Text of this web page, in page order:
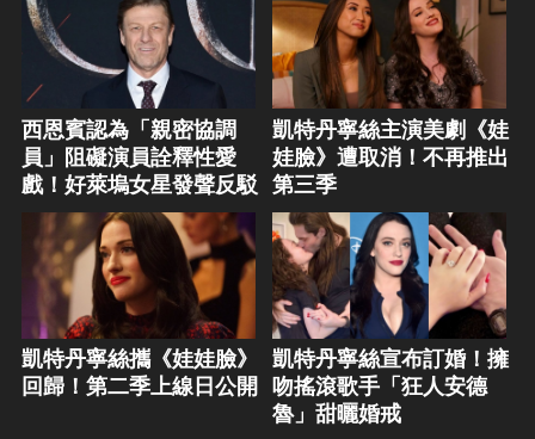
西恩賓認為「親密協調
員」阻礙演員詮釋性愛
戲！好萊塢女星發聲反駁
凱特丹寧絲主演美劇《娃
娃臉》遭取消！不再推出
第三季
凱特丹寧絲攜《娃娃臉》
回歸！第二季上線日公開
凱特丹寧絲宣布訂婚！擁
吻搖滾歌手「狂人安德
魯」甜曬婚戒